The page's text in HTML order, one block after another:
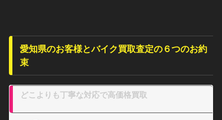
愛知県のお客様とバイク買取査定の６つのお約
束
どこよりも丁寧な対応で高価格買取